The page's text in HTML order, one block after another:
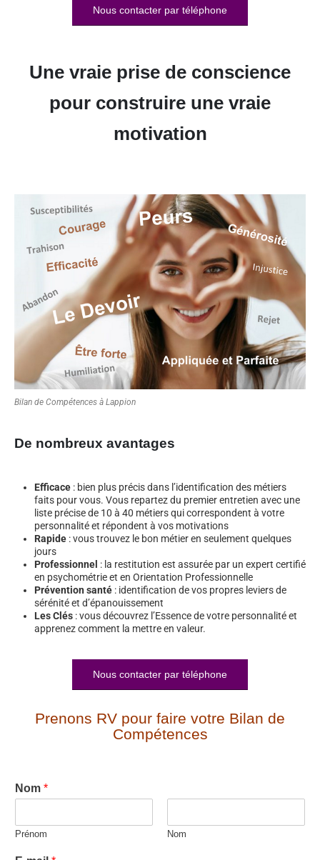
Nous contacter par téléphone
Une vraie prise de conscience
pour construire une vraie
motivation
Bilan de Compétences à Lappion
De nombreux avantages
Efficace : bien plus précis dans l’identification des métiers
faits pour vous. Vous repartez du premier entretien avec une
liste précise de 10 à 40 métiers qui correspondent à votre
personnalité et répondent à vos motivations
Rapide : vous trouvez le bon métier en seulement quelques
jours
Professionnel : la restitution est assurée par un expert certifié
en psychométrie et en Orientation Professionnelle
Prévention santé : identification de vos propres leviers de
sérénité et d’épanouissement
Les Clés : vous découvrez l’Essence de votre personnalité et
apprenez comment la mettre en valeur.
Nous contacter par téléphone
Prenons RV pour faire votre Bilan de
Compétences
Nom *
Prénom Nom